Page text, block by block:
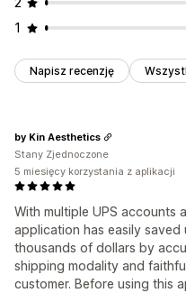
1
Napisz recenzję
With multiple UPS accounts
application has easily
thousands of dollars by
shipping modality and
customer. Before using this
by Kin Aesthetics
Stany Zjednoczone
5 miesięcy korzystania z aplikacji